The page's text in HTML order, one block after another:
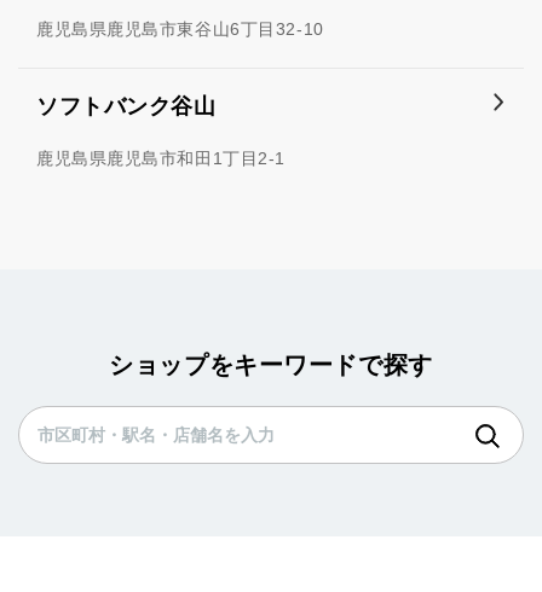
鹿児島県鹿児島市東谷山6丁目32-10
ソフトバンク谷山
鹿児島県鹿児島市和田1丁目2-1
ショップをキーワードで探す